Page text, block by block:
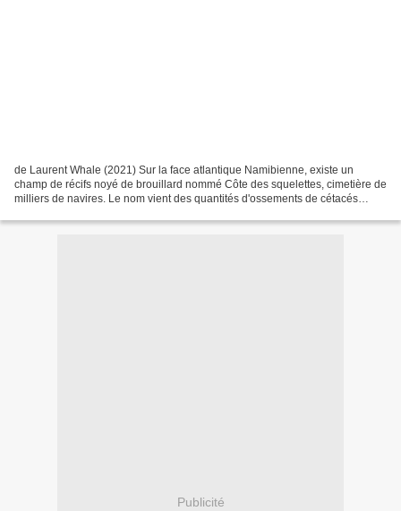
de Laurent Whale (2021) Sur la face atlantique Namibienne, existe un
champ de récifs noyé de brouillard nommé Côte des squelettes, cimetière de
milliers de navires. Le nom vient des quantités d'ossements de cétacés
Publicité